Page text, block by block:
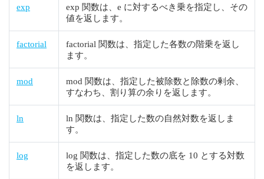
exp
exp 関数は、e に対するべき乗を指定し、その
値を返します。
factorial
factorial 関数は、指定した各数の階乗を返し
ます。
mod
mod 関数は、指定した被除数と除数の剰余、
すなわち、割り算の余りを返します。
ln
ln 関数は、指定した数の自然対数を返しま
す。
log
log 関数は、指定した数の底を 10 とする対数
を返します。